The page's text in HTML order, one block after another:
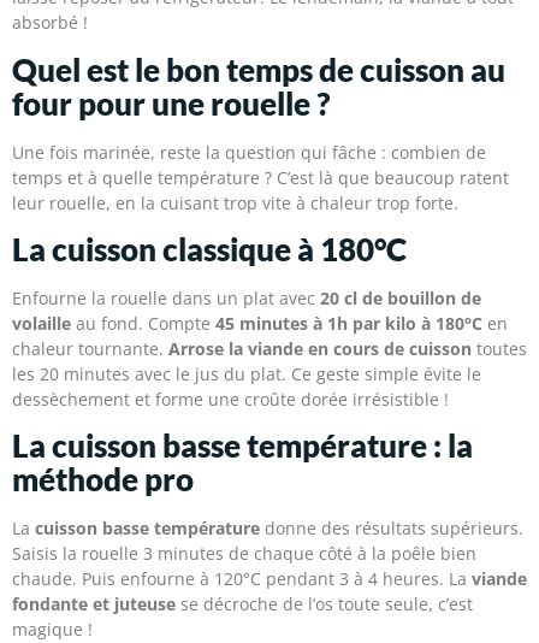
absorbé !
Quel est le bon temps de cuisson au
four pour une rouelle ?
Une fois marinée, reste la question qui fâche : combien de
temps et à quelle température ? C’est là que beaucoup ratent
leur rouelle, en la cuisant trop vite à chaleur trop forte.
La cuisson classique à 180°C
Enfourne la rouelle dans un plat avec 20 cl de bouillon de
volaille au fond. Compte 45 minutes à 1h par kilo à 180°C en
chaleur tournante. Arrose la viande en cours de cuisson toutes
les 20 minutes avec le jus du plat. Ce geste simple évite le
dessèchement et forme une croûte dorée irrésistible !
La cuisson basse température : la
méthode pro
La cuisson basse température donne des résultats supérieurs.
Saisis la rouelle 3 minutes de chaque côté à la poêle bien
chaude. Puis enfourne à 120°C pendant 3 à 4 heures. La viande
fondante et juteuse se décroche de l’os toute seule, c’est
magique !